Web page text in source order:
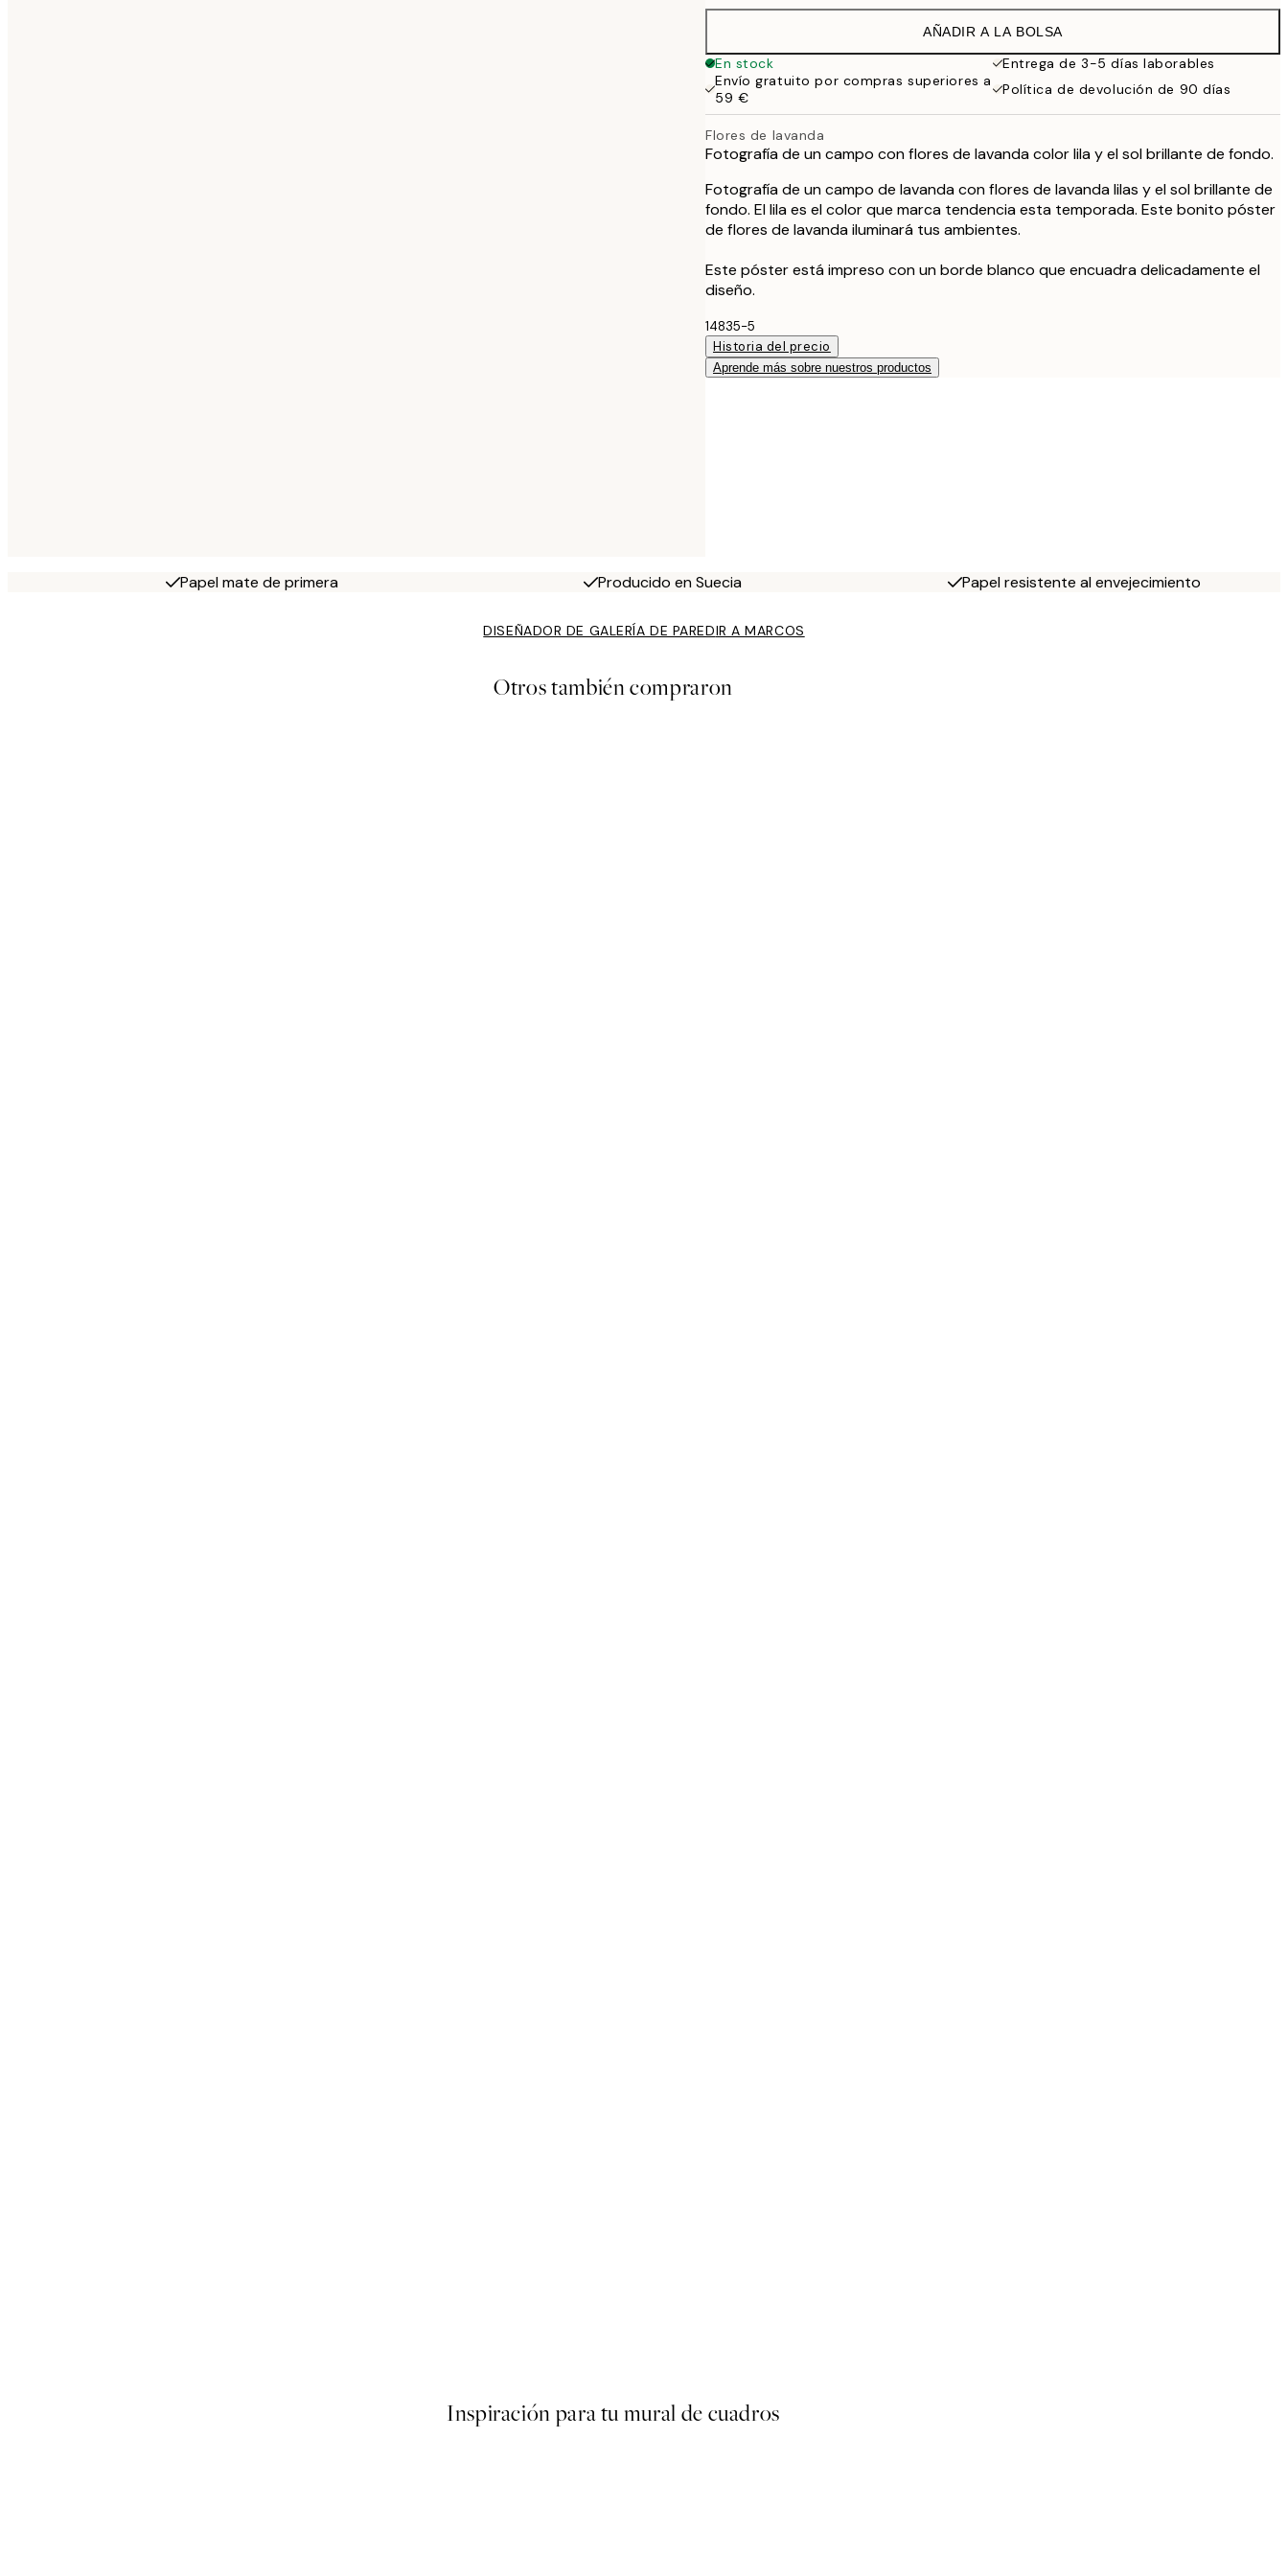
32,45 €
AÑADIR A LA BOLSA
En stock
Entrega de 3-5 días laborables
Envío gratuito por compras superiores a
59 €
Política de devolución de 90 días
Flores de lavanda
Fotografía de un campo con flores de lavanda color lila y el sol brillante de fondo.
Fotografía de un campo de lavanda con flores de lavanda lilas y el sol brillante de
fondo. El lila es el color que marca tendencia esta temporada. Este bonito póster
de flores de lavanda iluminará tus ambientes.
Este póster está impreso con un borde blanco que encuadra delicadamente el
diseño.
14835-5
Historia del precio
Aprende más sobre nuestros productos
Papel mate de primera Producido en Suecia Papel resistente al envejecimiento
DISEÑADOR DE GALERÍA DE PAREDIR A MARCOS
Otros también compraron
Inspiración para tu mural de cuadros